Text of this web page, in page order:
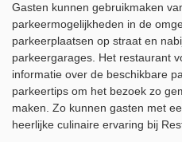
Gasten kunnen gebruikmaken
parkeermogelijkheden in de
parkeerplaatsen op straat en
parkeergarages. Het restaurant
informatie over de beschikbare
parkeertips om het bezoek zo
maken. Zo kunnen gasten met
heerlijke culinaire ervaring bij